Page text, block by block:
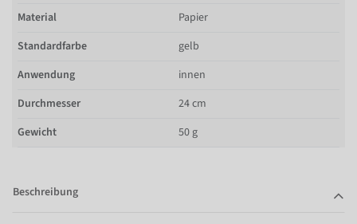
Material
Papier
Standardfarbe
gelb
Anwendung
innen
Durchmesser
24 cm
Gewicht
50 g
Beschreibung